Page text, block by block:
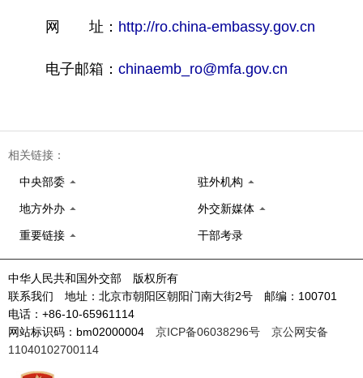
网 址： http://ro.china-embassy.gov.cn
电子邮箱： chinaemb_ro@mfa.gov.cn
相关链接：
中央部委 驻外机构
地方外办 外交新媒体
重要链接 干部考录
中华人民共和国外交部 版权所有
联系我们 地址：北京市朝阳区朝阳门南大街2号 邮编：100701
电话：+86-10-65961114
网站标识码：bm02000004 京ICP备06038296号
京公网安备
11040102700114